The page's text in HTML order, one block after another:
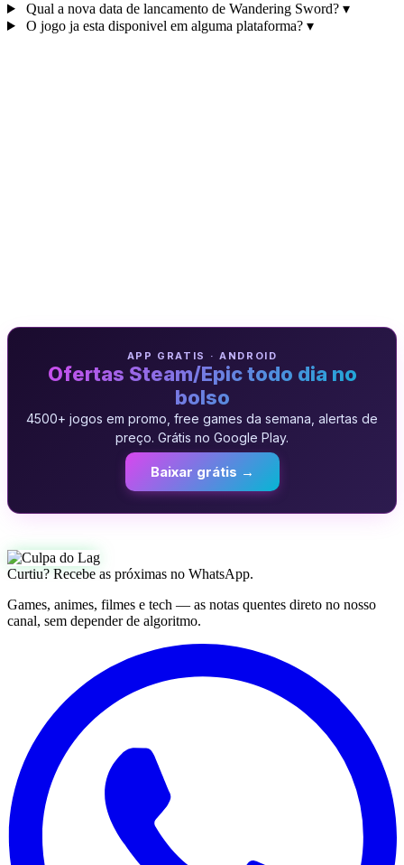
Qual a nova data de lancamento de Wandering Sword? ▾
O jogo ja esta disponivel em alguma plataforma? ▾
APP GRATIS · ANDROID
Ofertas Steam/Epic todo dia no
bolso
4500+ jogos em promo, free games da semana, alertas de
preço. Grátis no Google Play.
Baixar grátis →
Curtiu? Recebe as próximas no WhatsApp.
Games, animes, filmes e tech — as notas quentes direto no nosso
canal, sem depender de algoritmo.